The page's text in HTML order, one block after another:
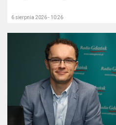
6 sierpnia 2026 - 10:26